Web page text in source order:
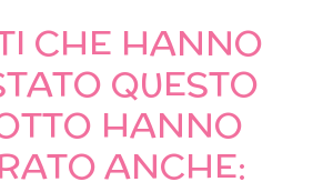
CHE HANNO
QUESTO
HANNO
ANCHE: